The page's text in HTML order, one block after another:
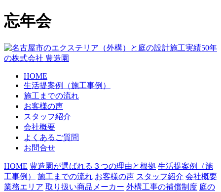
忘年会
HOME
生活提案例（施工事例）
施工までの流れ
お客様の声
スタッフ紹介
会社概要
よくあるご質問
お問合せ
HOME 豊造園が選ばれる３つの理由と根拠 生活提案例（施
工事例）
施工までの流れ お客様の声 スタッフ紹介 会社概要
業務エリア 取り扱い商品メーカー 外構工事の補償制度 庭の